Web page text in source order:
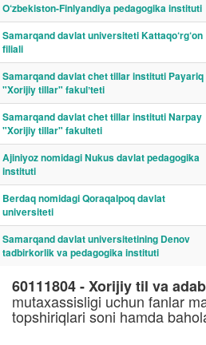
O‘zbekiston-Finlyandiya pedagogika instituti
Samarqand davlat universiteti Kattaqo‘rg‘on
filiali
Samarqand davlat chet tillar instituti Payariq
"Xorijiy tillar" fakulʼteti
Samarqand davlat chet tillar instituti Narpay
"Xorijiy tillar" fakulteti
Ajiniyoz nomidagi Nukus davlat pedagogika
instituti
Berdaq nomidagi Qoraqalpoq davlat
universiteti
Samarqand davlat universitetining Denov
tadbirkorlik va pedagogika instituti
60111804 - Xorijiy til va
mutaxassisligi uchun fanlar
topshiriqlari soni hamda